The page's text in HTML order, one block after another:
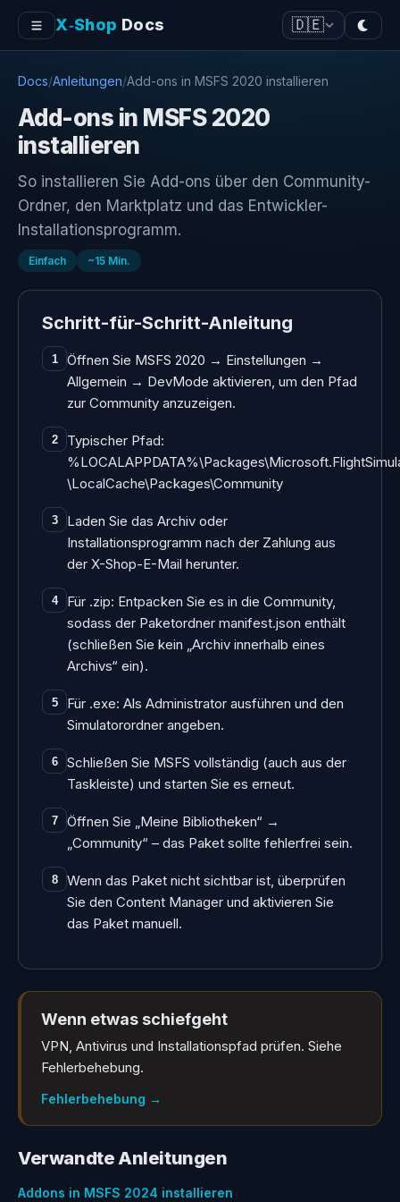
X‑Shop Docs 🇩🇪
Docs/Anleitungen/Add-ons in MSFS 2020 installieren
Add-ons in MSFS 2020
installieren
So installieren Sie Add-ons über den Community-
Ordner, den Marktplatz und das Entwickler-
Installationsprogramm.
Einfach ~15 Min.
Schritt-für-Schritt-Anleitung
1
Öffnen Sie MSFS 2020 → Einstellungen →
Allgemein → DevMode aktivieren, um den Pfad
zur Community anzuzeigen.
2
Typischer Pfad:
\LocalCache\Packages\Community
3
Laden Sie das Archiv oder
Installationsprogramm nach der Zahlung aus
der X-Shop-E-Mail herunter.
4
Für .zip: Entpacken Sie es in die Community,
sodass der Paketordner manifest.json enthält
(schließen Sie kein „Archiv innerhalb eines
Archivs“ ein).
5
Für .exe: Als Administrator ausführen und den
Simulatorordner angeben.
6
Schließen Sie MSFS vollständig (auch aus der
Taskleiste) und starten Sie es erneut.
7
Öffnen Sie „Meine Bibliotheken“ →
„Community“ – das Paket sollte fehlerfrei sein.
8
Wenn das Paket nicht sichtbar ist, überprüfen
Sie den Content Manager und aktivieren Sie
das Paket manuell.
Wenn etwas schiefgeht
VPN, Antivirus und Installationspfad prüfen. Siehe
Fehlerbehebung.
Fehlerbehebung →
Verwandte Anleitungen
Addons in MSFS 2024 installieren